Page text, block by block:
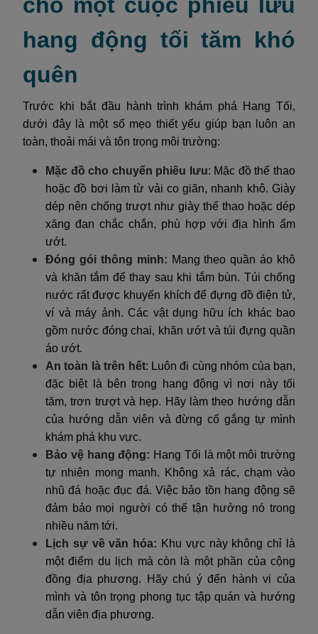
hang động tối tăm khó
quên
Trước khi bắt đầu hành trình khám phá Hang Tối,
dưới đây là một số mẹo thiết yếu giúp bạn luôn an
toàn, thoải mái và tôn trọng môi trường:
Mặc đồ cho chuyến phiêu lưu: Mặc đồ thể thao
hoặc đồ bơi làm từ vải co giãn, nhanh khô. Giày
dép nên chống trượt như giày thể thao hoặc dép
xăng đan chắc chắn, phù hợp với địa hình ẩm
ướt.
Đóng gói thông minh: Mang theo quần áo khô
và khăn tắm để thay sau khi tắm bùn. Túi chống
nước rất được khuyến khích để đựng đồ điện tử,
ví và máy ảnh. Các vật dụng hữu ích khác bao
gồm nước đóng chai, khăn ướt và túi đựng quần
áo ướt.
An toàn là trên hết: Luôn đi cùng nhóm của bạn,
đặc biệt là bên trong hang động vì nơi này tối
tăm, trơn trượt và hẹp. Hãy làm theo hướng dẫn
của hướng dẫn viên và đừng cố gắng tự mình
khám phá khu vực.
Bảo vệ hang động: Hang Tối là một môi trường
tự nhiên mong manh. Không xả rác, chạm vào
nhũ đá hoặc đục đá. Việc bảo tồn hang động sẽ
đảm bảo mọi người có thể tận hưởng nó trong
nhiều năm tới.
Lịch sự về văn hóa: Khu vực này không chỉ là
một điểm du lịch mà còn là một phần của cộng
đồng địa phương. Hãy chú ý đến hành vi của
mình và tôn trọng phong tục tập quán và hướng
dẫn viên địa phương.